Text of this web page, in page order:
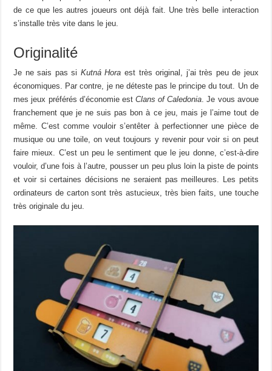
de ce que les autres joueurs ont déjà fait. Une très belle interaction
s’installe très vite dans le jeu.
Originalité
Je ne sais pas si KutnáHora est très original, j’ai très peu de jeux
économiques. Par contre, je ne déteste pas le principe du tout. Un de
mes jeux préférés d’économie est Clans of Caledonia. Je vous avoue
franchement que je ne suis pas bon à ce jeu, mais je l’aime tout de
même. C’est comme vouloir s’entêter à perfectionner une pièce de
musique ou une toile, on veut toujours y revenir pour voir si on peut
faire mieux. C’est un peu le sentiment que le jeu donne, c’est-à-dire
vouloir, d’une fois à l’autre, pousser un peu plus loin la piste de points
et voir si certaines décisions ne seraient pas meilleures. Les petits
ordinateurs de carton sont très astucieux, très bien faits, une touche
très originale du jeu.